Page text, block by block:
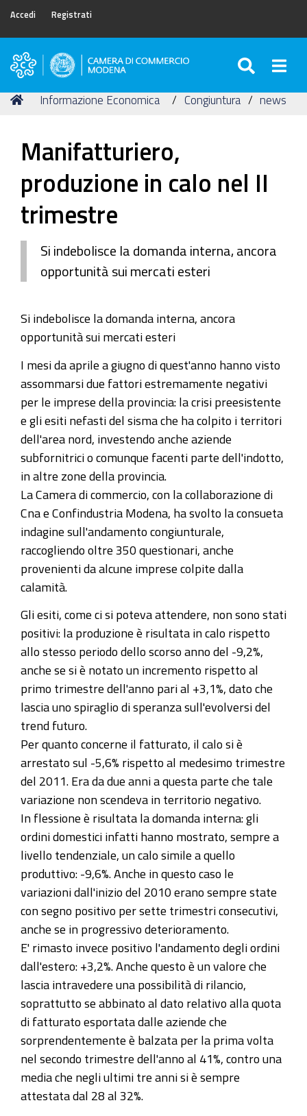
Accedi Registrati
Camera
Commercio
Tu
Home
Informazione Economica Congiuntura news
Manifatturiero,
produzione in calo nel II
trimestre
Si indebolisce la domanda interna, ancora
opportunità sui mercati esteri
Si indebolisce la domanda interna, ancora
opportunità sui mercati esteri
I mesi da aprile a giugno di quest'anno hanno visto
assommarsi due fattori estremamente negativi
per le imprese della provincia: la crisi preesistente
e gli esiti nefasti del sisma che ha colpito i territori
dell'area nord, investendo anche aziende
subfornitrici o comunque facenti parte dell'indotto,
in altre zone della provincia.
La Camera di commercio, con la collaborazione di
Cna e Confindustria Modena, ha svolto la consueta
indagine sull'andamento congiunturale,
raccogliendo oltre 350 questionari, anche
provenienti da alcune imprese colpite dalla
calamità.
Gli esiti, come ci si poteva attendere, non sono stati
positivi: la produzione è risultata in calo rispetto
allo stesso periodo dello scorso anno del -9,2%,
anche se si è notato un incremento rispetto al
primo trimestre dell'anno pari al +3,1%, dato che
lascia uno spiraglio di speranza sull'evolversi del
trend futuro.
Per quanto concerne il fatturato, il calo si è
arrestato sul -5,6% rispetto al medesimo trimestre
del 2011. Era da due anni a questa parte che tale
variazione non scendeva in territorio negativo.
In flessione è risultata la domanda interna: gli
ordini domestici infatti hanno mostrato, sempre a
livello tendenziale, un calo simile a quello
produttivo: -9,6%. Anche in questo caso le
variazioni dall'inizio del 2010 erano sempre state
con segno positivo per sette trimestri consecutivi,
anche se in progressivo deterioramento.
E' rimasto invece positivo l'andamento degli ordini
dall'estero: +3,2%. Anche questo è un valore che
lascia intravedere una possibilità di rilancio,
soprattutto se abbinato al dato relativo alla quota
di fatturato esportata dalle aziende che
sorprendentemente è balzata per la prima volta
nel secondo trimestre dell'anno al 41%, contro una
media che negli ultimi tre anni si è sempre
attestata dal 28 al 32%.